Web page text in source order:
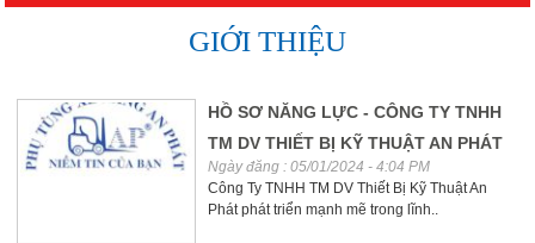
GIỚI THIỆU
HỒ SƠ NĂNG LỰC - CÔNG TY TNHH
TM DV THIẾT BỊ KỸ THUẬT AN PHÁT
Ngày đăng : 05/01/2024 - 4:04 PM
Công Ty TNHH TM DV Thiết Bị Kỹ Thuật An
Phát phát triển mạnh mẽ trong lĩnh..